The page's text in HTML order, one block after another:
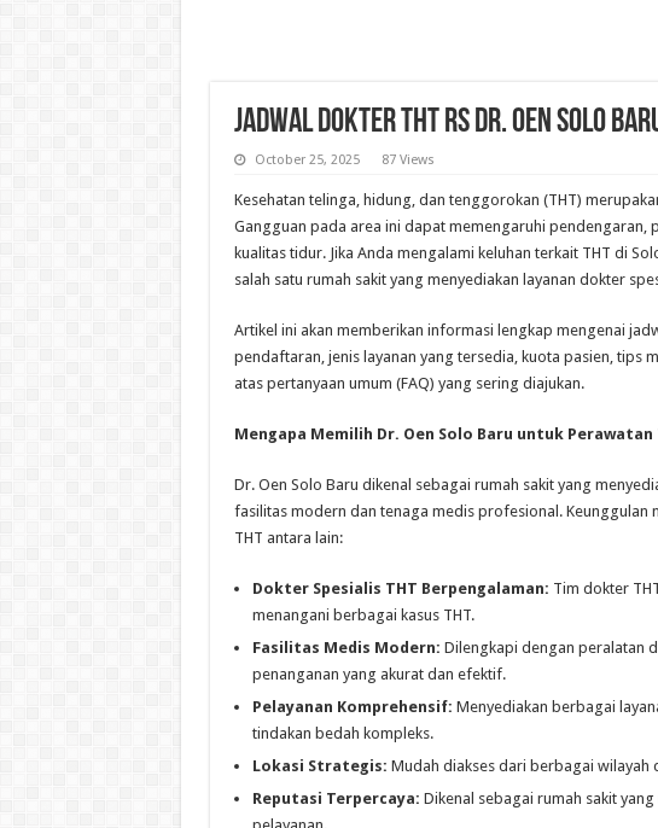
Jadwal Dokter THT RS Dr. Oen Solo
October 25, 2025 87 Views
Kesehatan telinga, hidung, dan tenggorokan (THT)
Gangguan pada area ini dapat memengaruhi pendengaran,
kualitas tidur. Jika Anda mengalami keluhan terkait THT di
salah satu rumah sakit yang menyediakan layanan dokter
Artikel ini akan memberikan informasi lengkap mengenai
pendaftaran, jenis layanan yang tersedia, kuota pasien, tips
atas pertanyaan umum (FAQ) yang sering diajukan.
Mengapa Memilih Dr. Oen Solo Baru untuk Perawatan
Dr. Oen Solo Baru dikenal sebagai rumah sakit yang
fasilitas modern dan tenaga medis profesional. Keunggulan
THT antara lain:
Dokter Spesialis THT Berpengalaman: Tim dokter
menangani berbagai kasus THT.
Fasilitas Medis Modern: Dilengkapi dengan peralatan
penanganan yang akurat dan efektif.
Pelayanan Komprehensif: Menyediakan berbagai
tindakan bedah kompleks.
Lokasi Strategis: Mudah diakses dari berbagai wilayah
Reputasi Terpercaya: Dikenal sebagai rumah sakit